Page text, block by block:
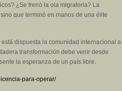
¿Se frenó la ola migratoria? La
que terminó en manos de una élite
dispuesta la comunidad internacional a
transformación debe venir desde
la esperanza de un país libre.
para-operar/